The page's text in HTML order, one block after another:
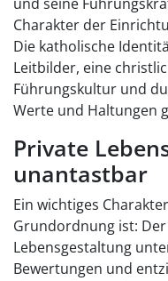
Charakter der
Die katholische
Leitbilder, eine
Führungskultur und
Werte und Haltungen
Private
unantastbar
Ein wichtiges
Grundordnung ist:
Lebensgestaltung
Bewertungen und